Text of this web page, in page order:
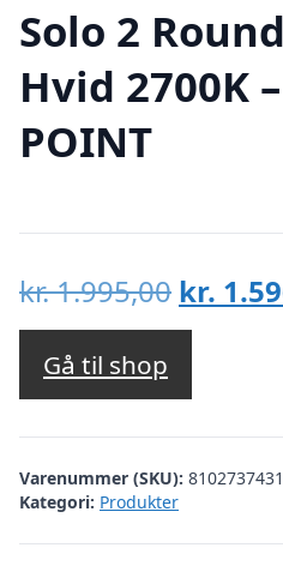
Solo 2
Hvid 2700K
POINT
kr.1.995,00 Den
var:
kr.
kr.
Gå til shop
Varenummer (SKU):
Kategori: Produkter